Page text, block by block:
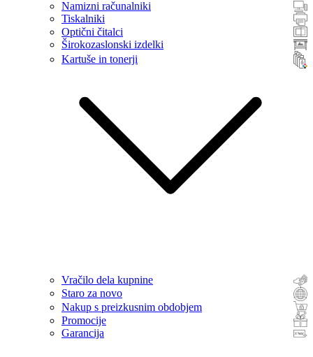
Namizni računalniki
Tiskalniki
Optični čitalci
Širokozaslonski izdelki
Kartuše in tonerji
Vračilo dela kupnine
Staro za novo
Nakup s preizkusnim obdobjem
Promocije
Garancija